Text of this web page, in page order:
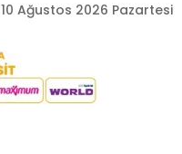
10 Ağustos 2026 Pazartesi